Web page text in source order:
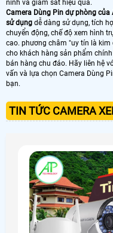
ninh và giám sát hiệu quả.
Camera Dùng Pin dự phòng
sử dụng dễ dàng sử dụng, tích
chuyển động, chế độ xem hình
cao. phương châm "uy tín là kim
cho khách hàng sản phẩm
bán hàng chu đáo. Hãy liên hệ
vấn và lựa chọn Camera Dùng
bạn.
TIN TỨC CAMERA